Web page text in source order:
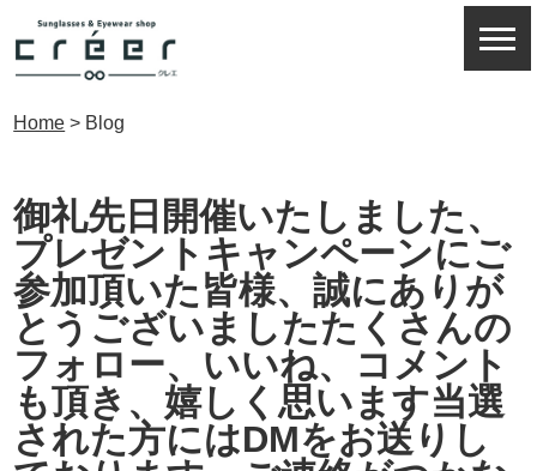
Home > Blog
御礼先日開催いたしました、
プレゼントキャンペーンにご
参加頂いた皆様、誠にありが
とうございました️たくさんの
フォロー、いいね、コメント
も頂き、嬉しく思います当選
された方にはDMをお送りし